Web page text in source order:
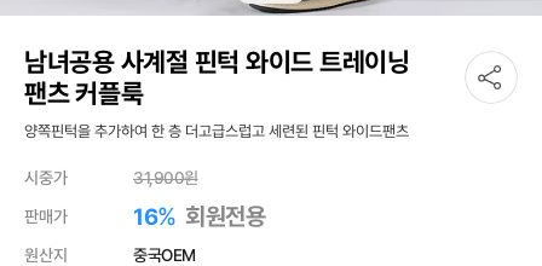
남녀공용 사계절 핀턱 와이드 트레이닝
팬츠 커플룩
양쪽핀턱을 추가하여 한 층 더고급스럽고 세련된 핀턱 와이드팬츠
시중가 31,900원
판매가
16% 회원전용
원산지
중국OEM